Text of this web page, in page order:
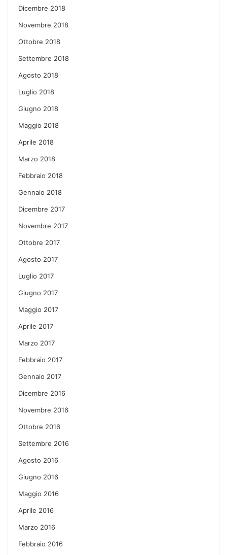
Dicembre 2018
Novembre 2018
Ottobre 2018
Settembre 2018
Agosto 2018
Luglio 2018
Giugno 2018
Maggio 2018
Aprile 2018
Marzo 2018
Febbraio 2018
Gennaio 2018
Dicembre 2017
Novembre 2017
Ottobre 2017
Agosto 2017
Luglio 2017
Giugno 2017
Maggio 2017
Aprile 2017
Marzo 2017
Febbraio 2017
Gennaio 2017
Dicembre 2016
Novembre 2016
Ottobre 2016
Settembre 2016
Agosto 2016
Giugno 2016
Maggio 2016
Aprile 2016
Marzo 2016
Febbraio 2016